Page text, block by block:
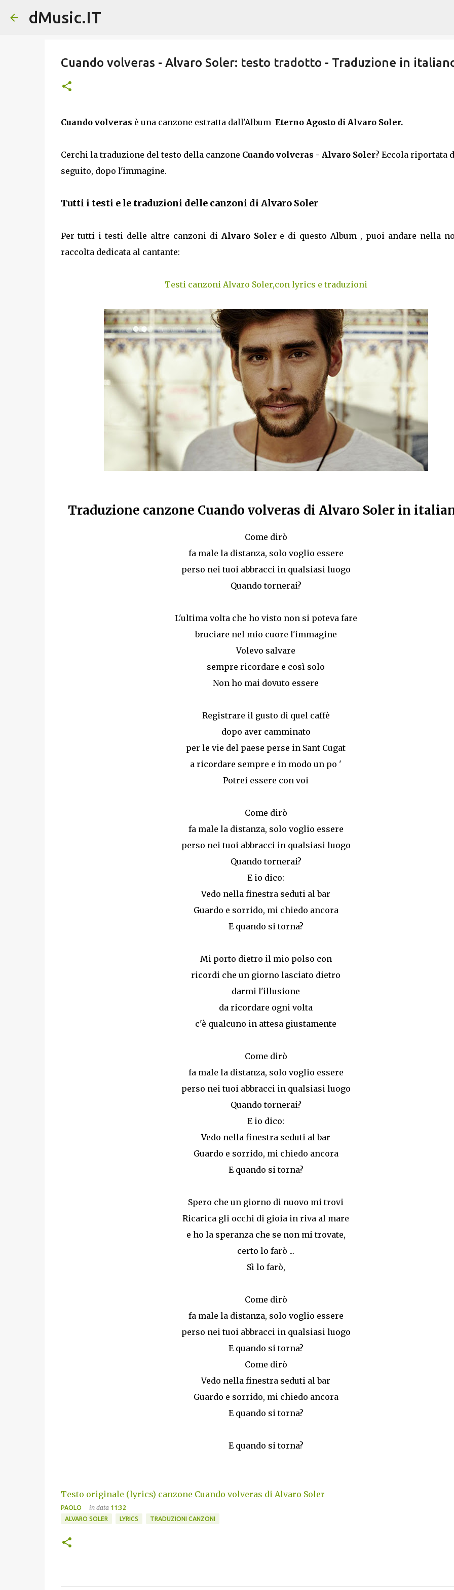
dMusic.IT
Cuando volveras - Alvaro Soler: testo tradotto - Traduzione in
Cuando volveras è una canzone estratta dall'Album Eterno Agosto di Alvaro Soler.
Cerchi la traduzione del testo della canzone Cuando volveras - Alvaro Soler? Eccola riportata
seguito, dopo l'immagine.
Tutti i testi e le traduzioni delle canzoni di Alvaro Soler
Per tutti i testi delle altre canzoni di Alvaro Solere di questo Album , puoi andare nella
raccolta dedicata al cantante:
Testi canzoni Alvaro Soler,con lyrics e traduzioni
Traduzione canzone Cuando volveras di Alvaro Soler in
Come dirò
fa male la distanza, solo voglio essere
perso nei tuoi abbracci in qualsiasi luogo
Quando tornerai?
L'ultima volta che ho visto non si poteva fare
bruciare nel mio cuore l'immagine
Volevo salvare
sempre ricordare e così solo
Non ho mai dovuto essere
Registrare il gusto di quel caffè
dopo aver camminato
per le vie del paese perse in Sant Cugat
a ricordare sempre e in modo un po '
Potrei essere con voi
Come dirò
fa male la distanza, solo voglio essere
perso nei tuoi abbracci in qualsiasi luogo
Quando tornerai?
E io dico:
Vedo nella finestra seduti al bar
Guardo e sorrido, mi chiedo ancora
E quando si torna?
Mi porto dietro il mio polso con
ricordi che un giorno lasciato dietro
darmi l'illusione
da ricordare ogni volta
c'è qualcuno in attesa giustamente
Come dirò
fa male la distanza, solo voglio essere
perso nei tuoi abbracci in qualsiasi luogo
Quando tornerai?
E io dico:
Vedo nella finestra seduti al bar
Guardo e sorrido, mi chiedo ancora
E quando si torna?
Spero che un giorno di nuovo mi trovi
Ricarica gli occhi di gioia in riva al mare
e ho la speranza che se non mi trovate,
certo lo farò ...
Sì lo farò,
Come dirò
fa male la distanza, solo voglio essere
perso nei tuoi abbracci in qualsiasi luogo
E quando si torna?
Come dirò
Vedo nella finestra seduti al bar
Guardo e sorrido, mi chiedo ancora
E quando si torna?
E quando si torna?
Testo originale (lyrics) canzone Cuando volveras di Alvaro Soler
PAOLO in data 11:32
ALVARO SOLER
LYRICS TRADUZIONI CANZONI